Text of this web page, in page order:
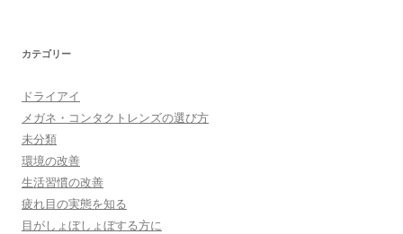
カテゴリー
ドライアイ
メガネ・コンタクトレンズの選び方
未分類
環境の改善
生活習慣の改善
疲れ目の実態を知る
目がしょぼしょぼする方に